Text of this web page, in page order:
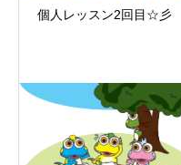
個人レッスン2回目☆彡